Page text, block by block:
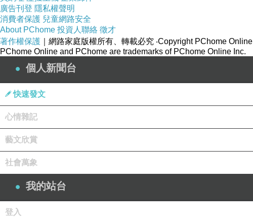
廣告刊登 隱私權聲明
消費者保護 兒童網路安全
About PChome 投資人聯絡 徵才
著作權保護 ｜網路家庭版權所有、轉載必究 ‧Copyright PChome Online
PChome Online and PChome are trademarks of PChome Online Inc.
個人新聞台
快速發文
心情雜記
藝文欣賞
社會萬象
我的站台
登入